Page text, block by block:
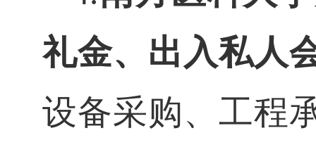
礼金、出入私人
设备采购、工程